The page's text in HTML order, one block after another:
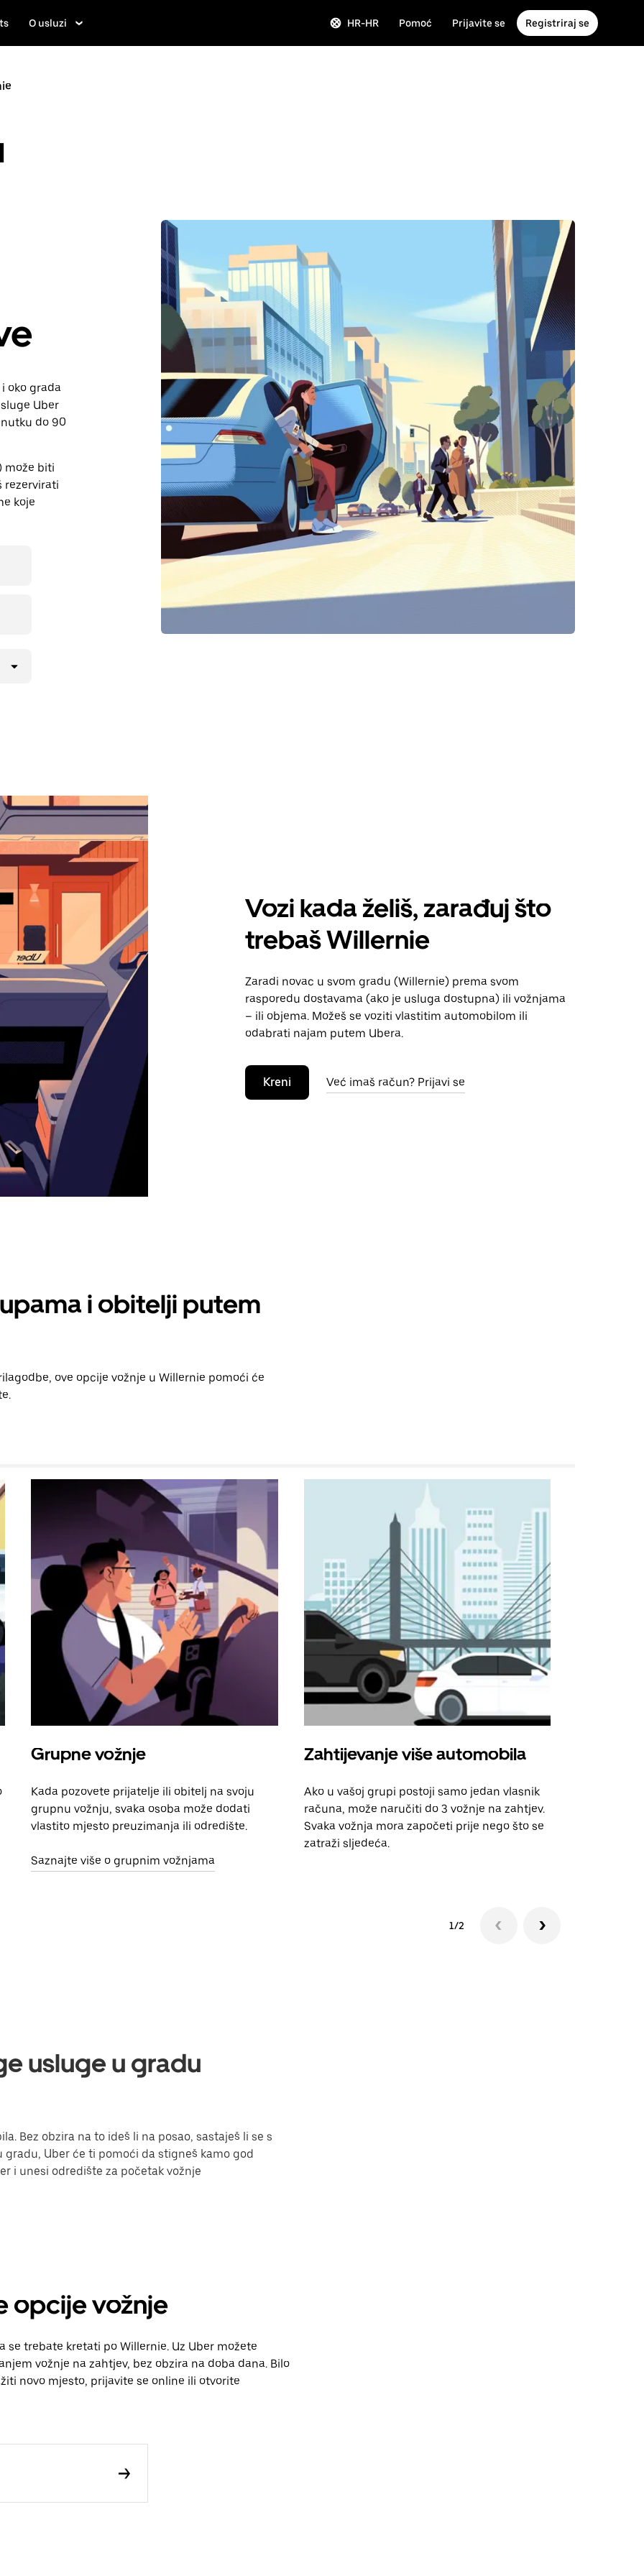
O usluzi HR-HR Pomoć Prijavite se Registriraj se
oko grada
Uber
do 90
može biti
rezervirati
koje
Vozi kada želiš, zarađuj što
trebaš Willernie
Zaradi novac u svom gradu (Willernie) prema svom
rasporedu dostavama (ako je usluga dostupna) ili vožnjama
– ili objema. Možeš se voziti vlastitim automobilom ili
odabrati najam putem Ubera.
Kreni Već imaš račun? Prijavi se
i obitelji putem
ove opcije vožnje u Willernie pomoći će
Grupne vožnje
Kada pozovete prijatelje ili obitelj na svoju
grupnu vožnju, svaka osoba može dodati
vlastito mjesto preuzimanja ili odredište.
Saznajte više o grupnim vožnjama
Zahtijevanje više automobila
Ako u vašoj grupi postoji samo jedan vlasnik
računa, može naručiti do 3 vožnje na zahtjev.
Svaka vožnja mora započeti prije nego što se
zatraži sljedeća.
1/2
usluge u gradu
Bez obzira na to ideš li na posao, sastaješ li se s
Uber će ti pomoći da stigneš kamo god
i unesi odredište za početak vožnje
opcije vožnje
se trebate kretati po Willernie. Uz Uber možete
vožnje na zahtjev, bez obzira na doba dana. Bilo
novo mjesto, prijavite se online ili otvorite